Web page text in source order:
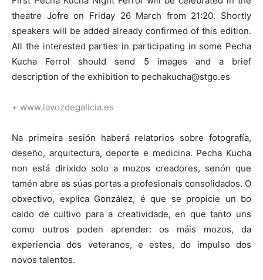
theatre Jofre on Friday 26 March from 21:20. Shortly
speakers will be added already confirmed of this edition.
All the interested parties in participating in some Pecha
Kucha Ferrol should send 5 images and a brief
description of the exhibition to pechakucha@stgo.es
+ www.lavozdegalicia.es
Na primeira sesión haberá relatorios sobre fotografía,
deseño, arquitectura, deporte e medicina. Pecha Kucha
non está dirixido solo a mozos creadores, senón que
tamén abre as súas portas a profesionais consolidados. O
obxectivo, explica González, é que se propicie un bo
caldo de cultivo para a creatividade, en que tanto uns
como outros poden aprender: os máis mozos, da
experiencia dos veteranos, e estes, do impulso dos
novos talentos.